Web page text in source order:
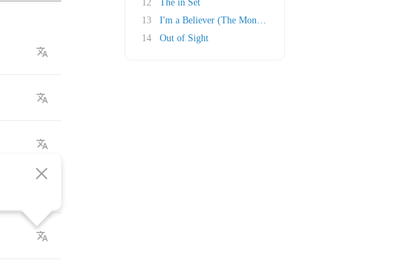
12
The in Set
13
I'm a Believer (The Monkees cover)
14
Out of Sight